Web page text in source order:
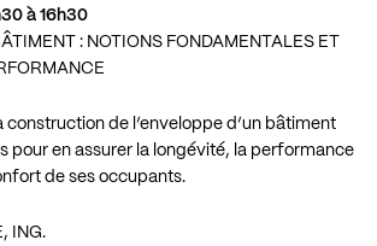
à 16h30
: NOTIONS FONDAMENTALES ET
construction de l’enveloppe d’un bâtiment
pour en assurer la longévité, la performance
de ses occupants.
ING.